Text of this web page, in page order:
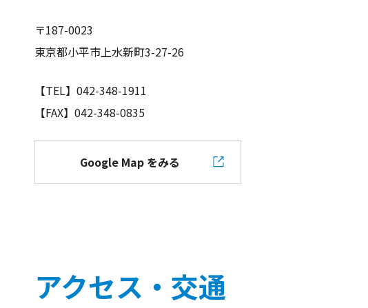
〒187-0023
東京都小平市上水新町3-27-26
【TEL】042-348-1911
【FAX】042-348-0835
Google Map をみる
アクセス・交通